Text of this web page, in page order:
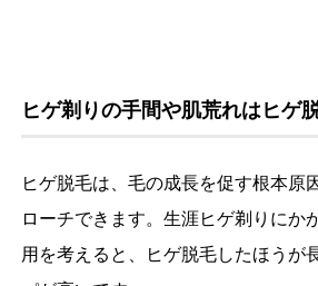
ヒゲ剃りの手間や肌荒れはヒゲ
ヒゲ脱毛は、毛の成長を促す根本原
ローチできます。生涯ヒゲ剃りにか
用を考えると、ヒゲ脱毛したほうが